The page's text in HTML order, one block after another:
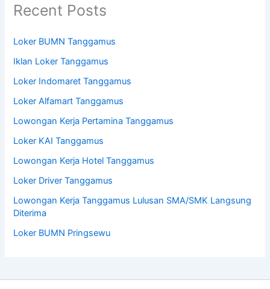
Recent Posts
Loker BUMN Tanggamus
Iklan Loker Tanggamus
Loker Indomaret Tanggamus
Loker Alfamart Tanggamus
Lowongan Kerja Pertamina Tanggamus
Loker KAI Tanggamus
Lowongan Kerja Hotel Tanggamus
Loker Driver Tanggamus
Lowongan Kerja Tanggamus Lulusan SMA/SMK Langsung
Diterima
Loker BUMN Pringsewu